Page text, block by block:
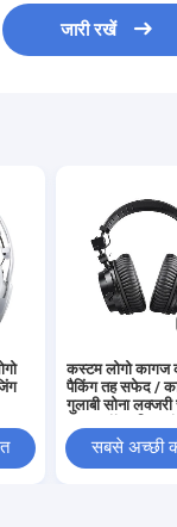
जारी रखें
कस्टम लोगो कागज
पैकिंग तह सफेद /
गुलाबी सोना
सबसे अच्छी